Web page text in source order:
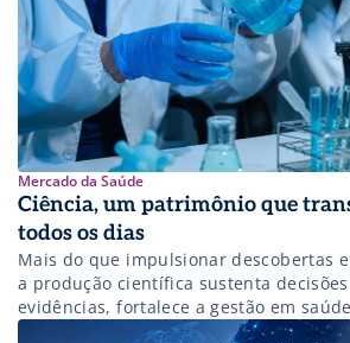
Mercado da Saúde
Ciência, um patrimônio que
todos os dias
Mais do que impulsionar descobertas
a produção científica sustenta
evidências, fortalece a gestão em
um cuidado mais eficiente, seguro e